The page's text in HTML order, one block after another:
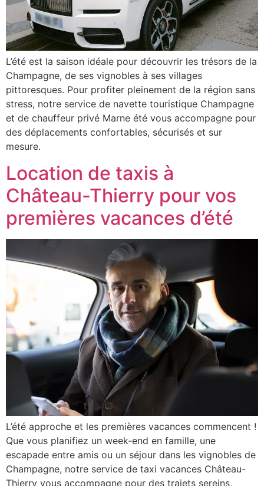
L’été est la saison idéale pour découvrir les trésors de la
Champagne, de ses vignobles à ses villages
pittoresques. Pour profiter pleinement de la région sans
stress, notre service de navette touristique Champagne
et de chauffeur privé Marne été vous accompagne pour
des déplacements confortables, sécurisés et sur
mesure.
Location de taxis à
Château-Thierry pour vos
premières vacances d’été
L’été approche et les premières vacances commencent !
Que vous planifiez un week-end en famille, une
escapade entre amis ou un séjour dans les vignobles de
Champagne, notre service de taxi vacances Château-
Thierry vous accompagne pour des trajets sereins,